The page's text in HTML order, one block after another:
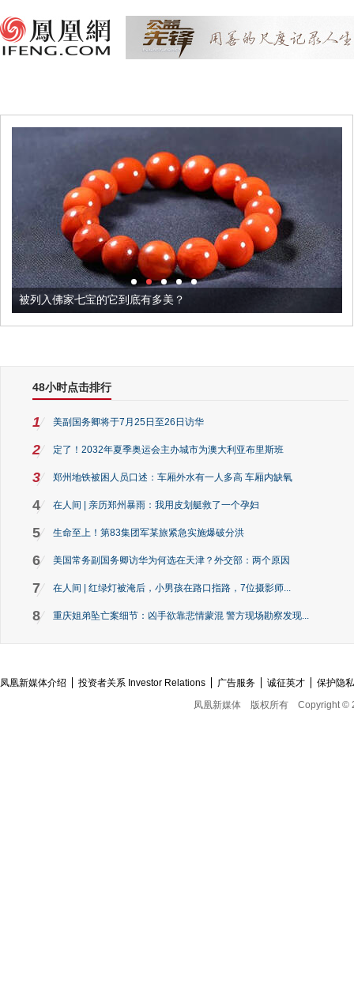
被列入佛家七宝的它到底有多美？
48小时点击排行
1 美副国务卿将于7月25日至26日访华
2 定了！2032年夏季奥运会主办城市为澳大利亚布里斯班
3 郑州地铁被困人员口述：车厢外水有一人多高 车厢内缺氧
4 在人间 | 亲历郑州暴雨：我用皮划艇救了一个孕妇
5 生命至上！第83集团军某旅紧急实施爆破分洪
6 美国常务副国务卿访华为何选在天津？外交部：两个原因
7 在人间 | 红绿灯被淹后，小男孩在路口指路，7位摄影师...
8 重庆姐弟坠亡案细节：凶手欲靠悲情蒙混 警方现场勘察发现...
凤凰新媒体介绍 投资者关系 Investor Relations 广告服务 诚征英才
保护隐
凤凰新媒体
版权所有 Copyright ©